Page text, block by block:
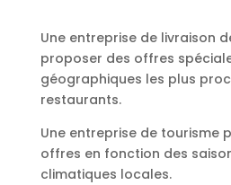
Une entreprise de livraison
proposer des offres
géographiques les plus
restaurants.
Une entreprise de tourisme
offres en fonction des
climatiques locales.